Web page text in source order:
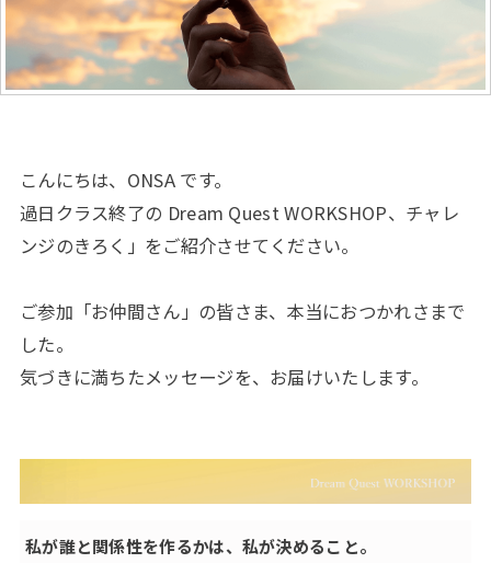
こんにちは、ONSA です。
過日クラス終了の Dream Quest WORKSHOP、チャレ
ンジのきろく」をご紹介させてください。
ご参加「お仲間さん」の皆さま、本当におつかれさまで
した。
気づきに満ちたメッセージを、お届けいたします。
私が誰と関係性を作るかは、私が決めること。